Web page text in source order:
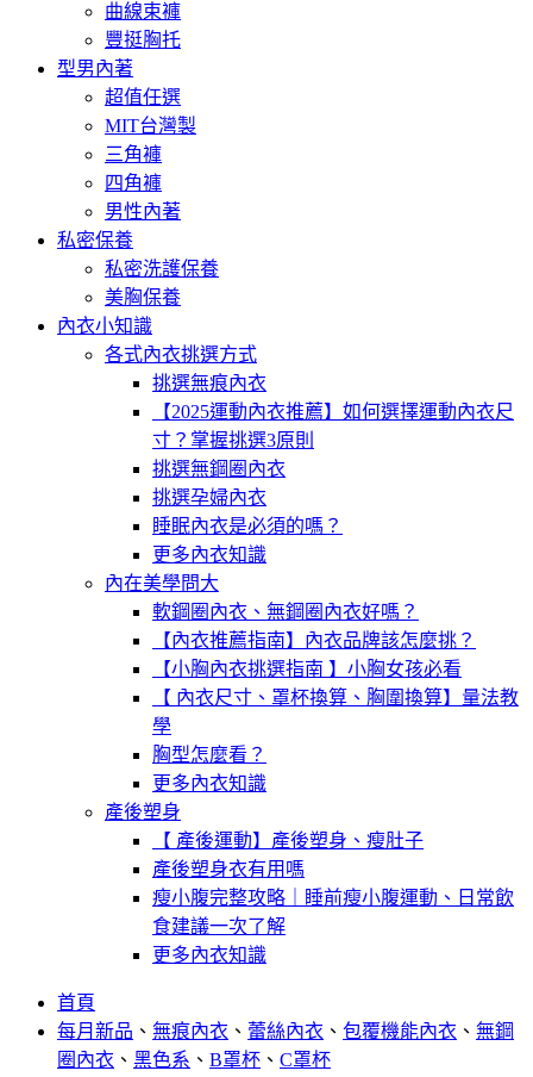
曲線束褲
豐挺胸托
型男內著
超值任選
MIT台灣製
三角褲
四角褲
男性內著
私密保養
私密洗護保養
美胸保養
內衣小知識
各式內衣挑選方式
挑選無痕內衣
【2025運動內衣推薦】如何選擇運動內衣尺
寸？掌握挑選3原則
挑選無鋼圈內衣
挑選孕婦內衣
睡眠內衣是必須的嗎？
更多內衣知識
內在美學問大
軟鋼圈內衣、無鋼圈內衣好嗎？
【內衣推薦指南】內衣品牌該怎麼挑？
【小胸內衣挑選指南 】小胸女孩必看
【 內衣尺寸、罩杯換算、胸圍換算】量法教
學
胸型怎麼看？
更多內衣知識
產後塑身
【 產後運動】產後塑身、瘦肚子
產後塑身衣有用嗎
瘦小腹完整攻略｜睡前瘦小腹運動、日常飲
食建議一次了解
更多內衣知識
首頁
每月新品 、 無痕內衣 、 蕾絲內衣 、 包覆機能內衣 、 無鋼
圈內衣 、 黑色系 、 B罩杯 、 C罩杯